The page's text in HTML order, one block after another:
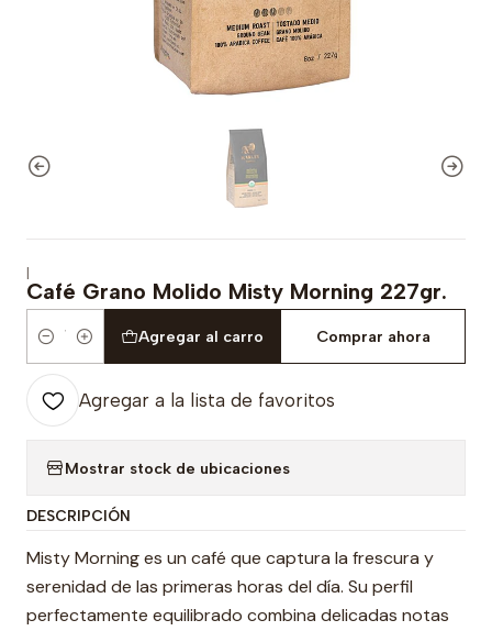
|
Café Grano Molido Misty Morning 227gr.
Cantidad
Agregar al carro Comprar ahora
Agregar a la lista de favoritos
Mostrar stock de ubicaciones
DESCRIPCIÓN
Misty Morning es un café que captura la frescura y
serenidad de las primeras horas del día. Su perfil
perfectamente equilibrado combina delicadas notas